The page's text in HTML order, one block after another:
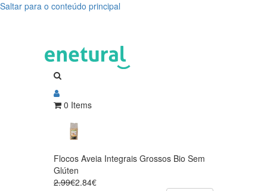
Saltar para o conteúdo principal
0 Items
Flocos Aveia Integrais Grossos Bio Sem
Glúten
2.99€2.84€